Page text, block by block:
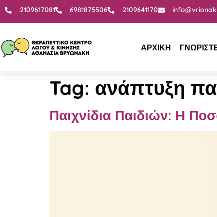
2109617081 6981875506 2109641170
ΑΡΧΙΚΗ
Tag: ανάπτυξη
Παιχνίδια Παιδιών: Η